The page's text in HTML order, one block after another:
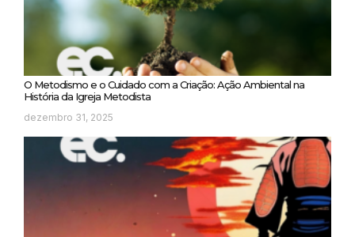
O Metodismo e o Cuidado com a Criação: Ação Ambiental na
História da Igreja Metodista
dezembro 31, 2025